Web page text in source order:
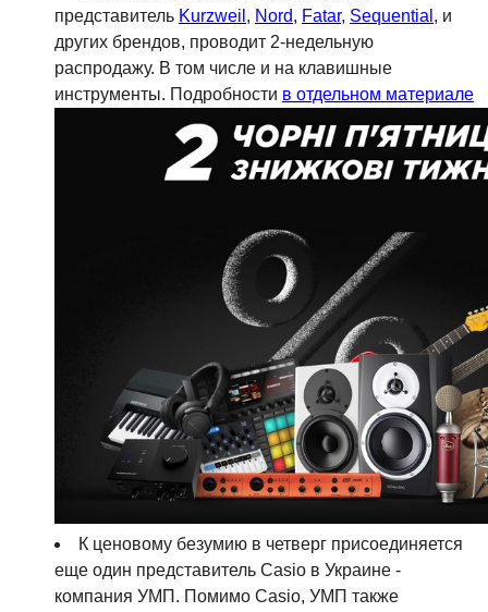
представитель Kurzweil , Nord, Fatar, Sequential , и
других брендов, проводит 2-недельную
распродажу. В том числе и на клавишные
инструменты. Подробности в отдельном материале
К ценовому безумию в четверг присоединяется
еще один представитель Casio в Украине -
компания УМП. Помимо Casio, УМП также